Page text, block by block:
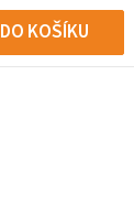
DO KOŠÍKU